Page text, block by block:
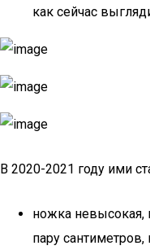
как сейчас
В 2020-2021 году ими
ножка невысокая,
пару сантиметров,